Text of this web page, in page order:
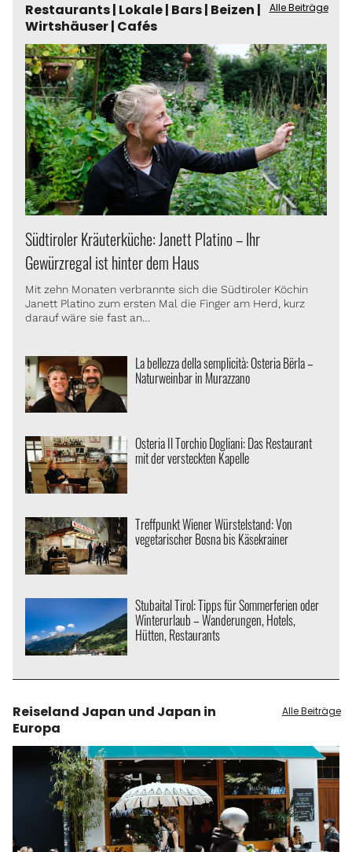
Restaurants | Lokale | Bars | Beizen |
Wirtshäuser | Cafés
Alle Beiträge
Südtiroler Kräuterküche: Janett Platino – Ihr
Gewürzregal ist hinter dem Haus
Mit zehn Monaten verbrannte sich die Südtiroler Köchin
Janett Platino zum ersten Mal die Finger am Herd, kurz
darauf wäre sie fast an…
La bellezza della semplicità: Osteria Bërla –
Naturweinbar in Murazzano
Osteria Il Torchio Dogliani: Das Restaurant
mit der versteckten Kapelle
Treffpunkt Wiener Würstelstand: Von
vegetarischer Bosna bis Käsekrainer
Stubaital Tirol: Tipps für Sommerferien oder
Winterurlaub – Wanderungen, Hotels,
Hütten, Restaurants
Reiseland Japan und Japan in
Europa
Alle Beiträge